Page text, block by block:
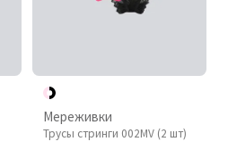
Мереживки
Трусы стринги 002MV (2 шт)